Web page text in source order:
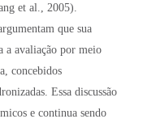
et al., 2005).
que sua
a avaliação por meio
concebidos
Essa discussão
e continua sendo